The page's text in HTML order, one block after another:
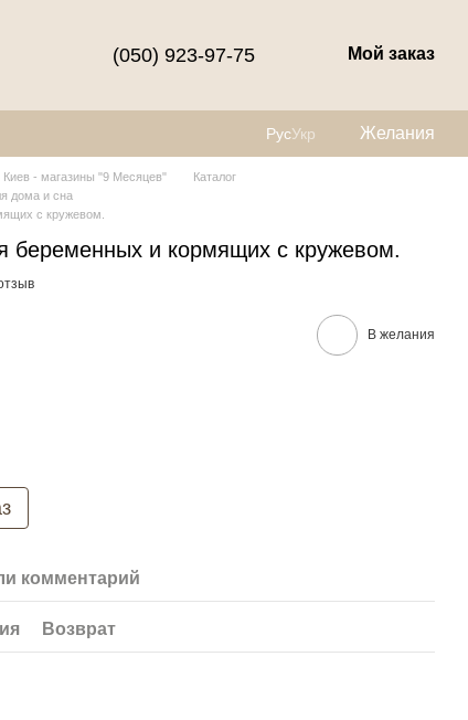
(050) 923-97-75 Мой заказ
РусУкр Желания
- магазины "9 Месяцев"
Каталог
дома и сна
с кружевом.
беременных и кормящих с кружевом.
В желания
комментарий
Возврат